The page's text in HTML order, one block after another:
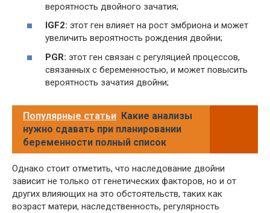
вероятность двойного зачатия;
IGF2: этот ген влияет на рост эмбриона и может
увеличить вероятность рождения двойни;
PGR: этот ген связан с регуляцией процессов,
связанных с беременностью, и может повысить
вероятность зачатия двойни;
Популярные статьи Какие анализы
нужно сдавать при планировании
беременности полный список
Однако стоит отметить, что наследование двойни
зависит не только от генетических факторов, но и от
других влияющих на это обстоятельств, таких как
возраст матери, наследственность, регулярность